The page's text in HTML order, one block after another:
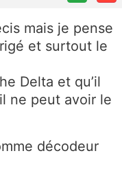
mais je pense
et surtout le
Delta et qu’il
ne peut avoir le
décodeur